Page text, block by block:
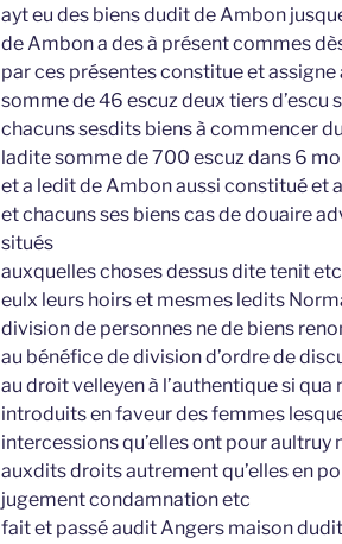
ayt eu des biens dudit de Ambon
de Ambon a des à présent commes
par ces présentes constitue et assigne
somme de 46 escuz deux tiers d’escu
chacuns sesdits biens à commencer
ladite somme de 700 escuz dans 6
et a ledit de Ambon aussi constitué et
et chacuns ses biens cas de douaire
situés
auxquelles choses dessus dite tenit
eulx leurs hoirs et mesmes ledits
division de personnes ne de biens
au bénéfice de division d’ordre de
au droit velleyen à l’authentique si
introduits en faveur des femmes
intercessions qu’elles ont pour
auxdits droits autrement qu’elles en
jugement condamnation etc
fait et passé audit Angers maison